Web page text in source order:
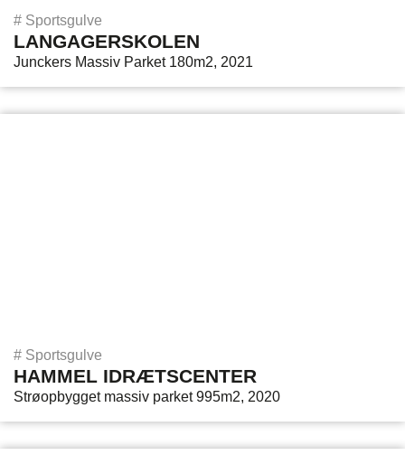
# Sportsgulve
LANGAGERSKOLEN
Junckers Massiv Parket 180m2, 2021
# Sportsgulve
HAMMEL IDRÆTSCENTER
Strøopbygget massiv parket 995m2, 2020